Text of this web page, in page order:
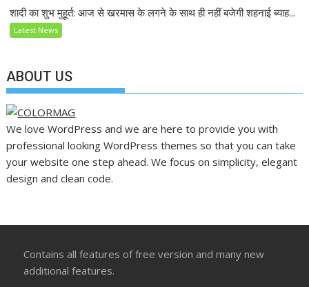
शादी का शुभ मुहूर्त: आज से खरमास के लगने के साथ ही नहीं बजेगी शहनाई ब्याह...
Latest News
ABOUT US
We love WordPress and we are here to provide you with
professional looking WordPress themes so that you can take
your website one step ahead. We focus on simplicity, elegant
design and clean code.
Contains all features of free version and many new
additional features.